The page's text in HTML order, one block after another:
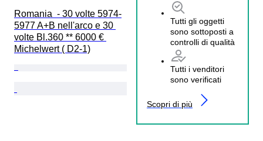
Tutti gli oggetti
sono sottoposti a
controlli di qualità
Tutti i venditori
sono verificati
Scopri di più
Romania  - 30 volte 5974-
5977 A+B nell'arco e 30
volte Bl.360 ** 6000 €
Michelwert ( D2-1)